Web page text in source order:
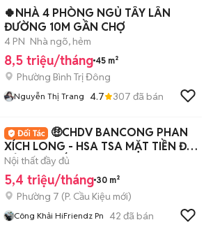
🍀NHÀ 4 PHÒNG NGỦ TÂY LÂN
ĐƯỜNG 10M GẦN CHỢ
4 PN Nhà ngõ, hẻm
8,5 triệu/tháng 45 m²
Phường Bình Trị Đông
Nguyễn Thị Trang 4.7 307 đã bán
🤑CHDV BANCONG PHAN
XÍCH LONG - HSA TSA MẶT TIỀN ĐẦY
ĐỦ NỘI THẤT
Nội thất đầy đủ
5,4 triệu/tháng 30 m²
Phường 7 (P. Cầu Kiệu mới)
Công Khải HiFriendz Pn 42 đã bán